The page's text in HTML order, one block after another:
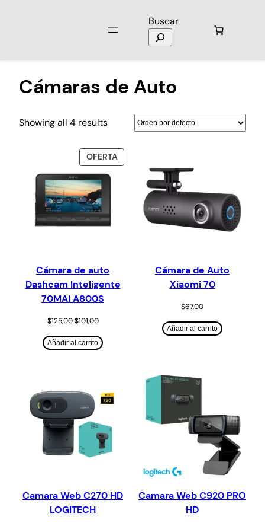
Buscar
Cámaras de Auto
Showing all 4 results
OFERTA
Cámara de auto
Dashcam Inteligente
70MAI A800S
$125,00 $101,00
Añadir al carrito
Cámara de Auto
Xiaomi 70
$67,00
Añadir al carrito
Camara Web C270 HD
LOGITECH
Camara Web C920 PRO
HD